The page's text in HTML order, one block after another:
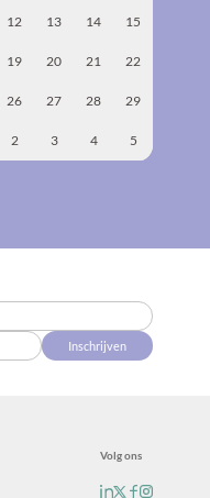
12 13 14 15
19 20 21 22
26 27 28 29
2 3 4 5
Inschrijven
Volg ons